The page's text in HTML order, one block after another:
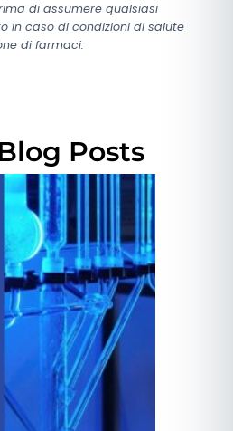
di assumere qualsiasi
in caso di condizioni di salute
di farmaci.
Posts